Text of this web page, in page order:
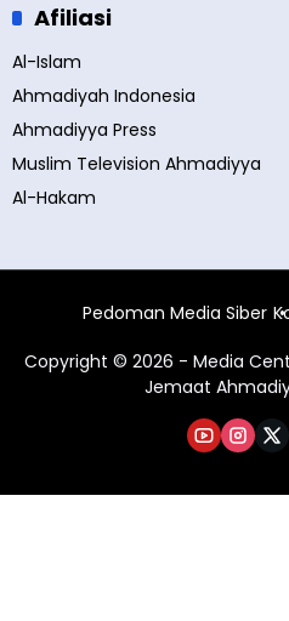
Afiliasi
Al-Islam
Ahmadiyah Indonesia
Ahmadiyya Press
Muslim Television Ahmadiyya
Al-Hakam
Pedoman Media Siber
Copyright © 2026 - Media
Jemaat